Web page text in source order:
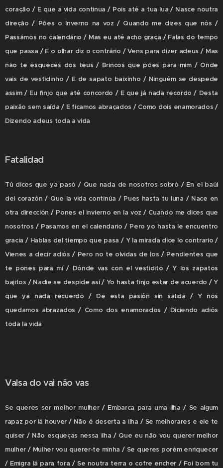
coração / E que a vida continua / Pois até a tua lua / Nasce noutra
direção / Pões o Inverno na voz / Quando me dizes que nós /
Passámos no calendário / Mas eu até acho graça / Falas do tempo
que passa / E o olhar diz o contrário / Vens para dizer adeus / Mas
não te esqueces dos teus / Brincos que pões para mim / Onde
vais de vestidinho / E de sapato baixinho / Ninguém se despede
assim / Eu finjo que até concordo / E que já nada recordo / Desta
paixão sem saída / E ficamos abraçados / Como dois enamorados /
Dizendo adeus toda a vida
Fatalidad
Tú dices que ya pasó / Que nada de nosotros sobró / En el baúl
del corazón / Que la vida continúa / Pues hasta tu luna / Nace en
otra dirección / Pones el invierno en la voz / Cuando me dices que
nosotros / Pasamos en el calendario / Pero yo hasta le encuentro
gracia / Hablas del tiempo que pasa / Y la mirada dice lo contrario /
Vienes a decir adiós / Pero no te olvidas de los / Pendientes que
te pones para mí / Dónde vas con el vestidito / Y los zapatos
bajitos / Nadie se despide así / Yo hasta finjo estar de acuerdo / Y
que ya nada recuerdo / De esta pasión sin salida / Y nos
quedamos abrazados / Como dos enamorados / Diciendo adiós
toda la vida
Valsa do vai não vas
Se queres ser melhor mulher / Embarca para uma ilha / Se algum
rapaz por lá houver / Não é deserta a ilha / Se melhorares e ele te
quiser / Não esqueças nessa ilha / Que eu não vou querer melhor
mulher / Mulher vou querer-te minha / Se queres porém enriquecer
/ Emigra lá para fora / Se noutra terra o cofre encher / Foi bom tu